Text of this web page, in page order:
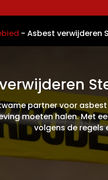
-Asbest verwijderen
partner voor
moeten halen. Met
volgens de